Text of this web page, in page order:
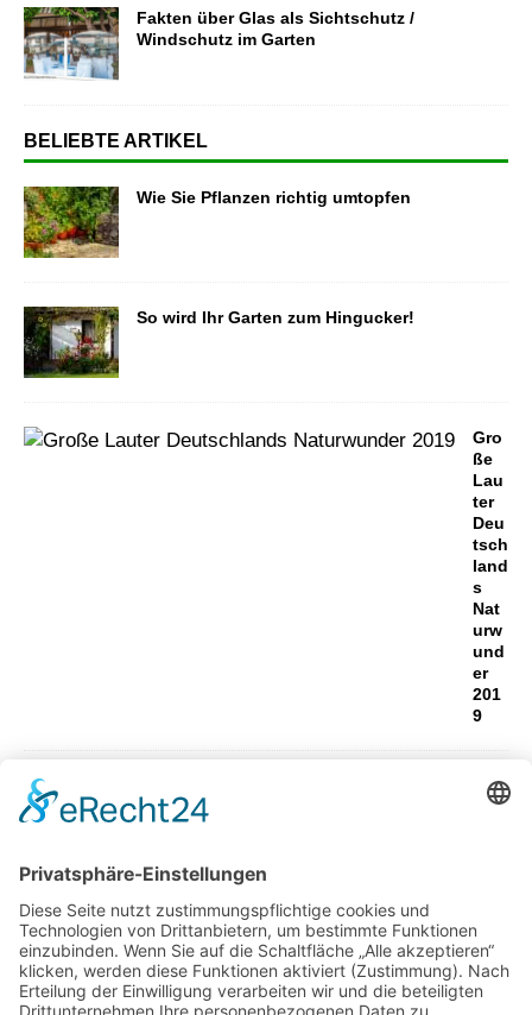
Fakten über Glas als Sichtschutz /
Windschutz im Garten
BELIEBTE ARTIKEL
Wie Sie Pflanzen richtig umtopfen
So wird Ihr Garten zum Hingucker!
Gro
ße
Lau
ter
Deu
tsch
land
s
Nat
urw
und
er
201
9
Hausratversicherung der Coya
10 Tipps für den perfekten Grillabend mit
Wie aus ungenutzten Flächen neue